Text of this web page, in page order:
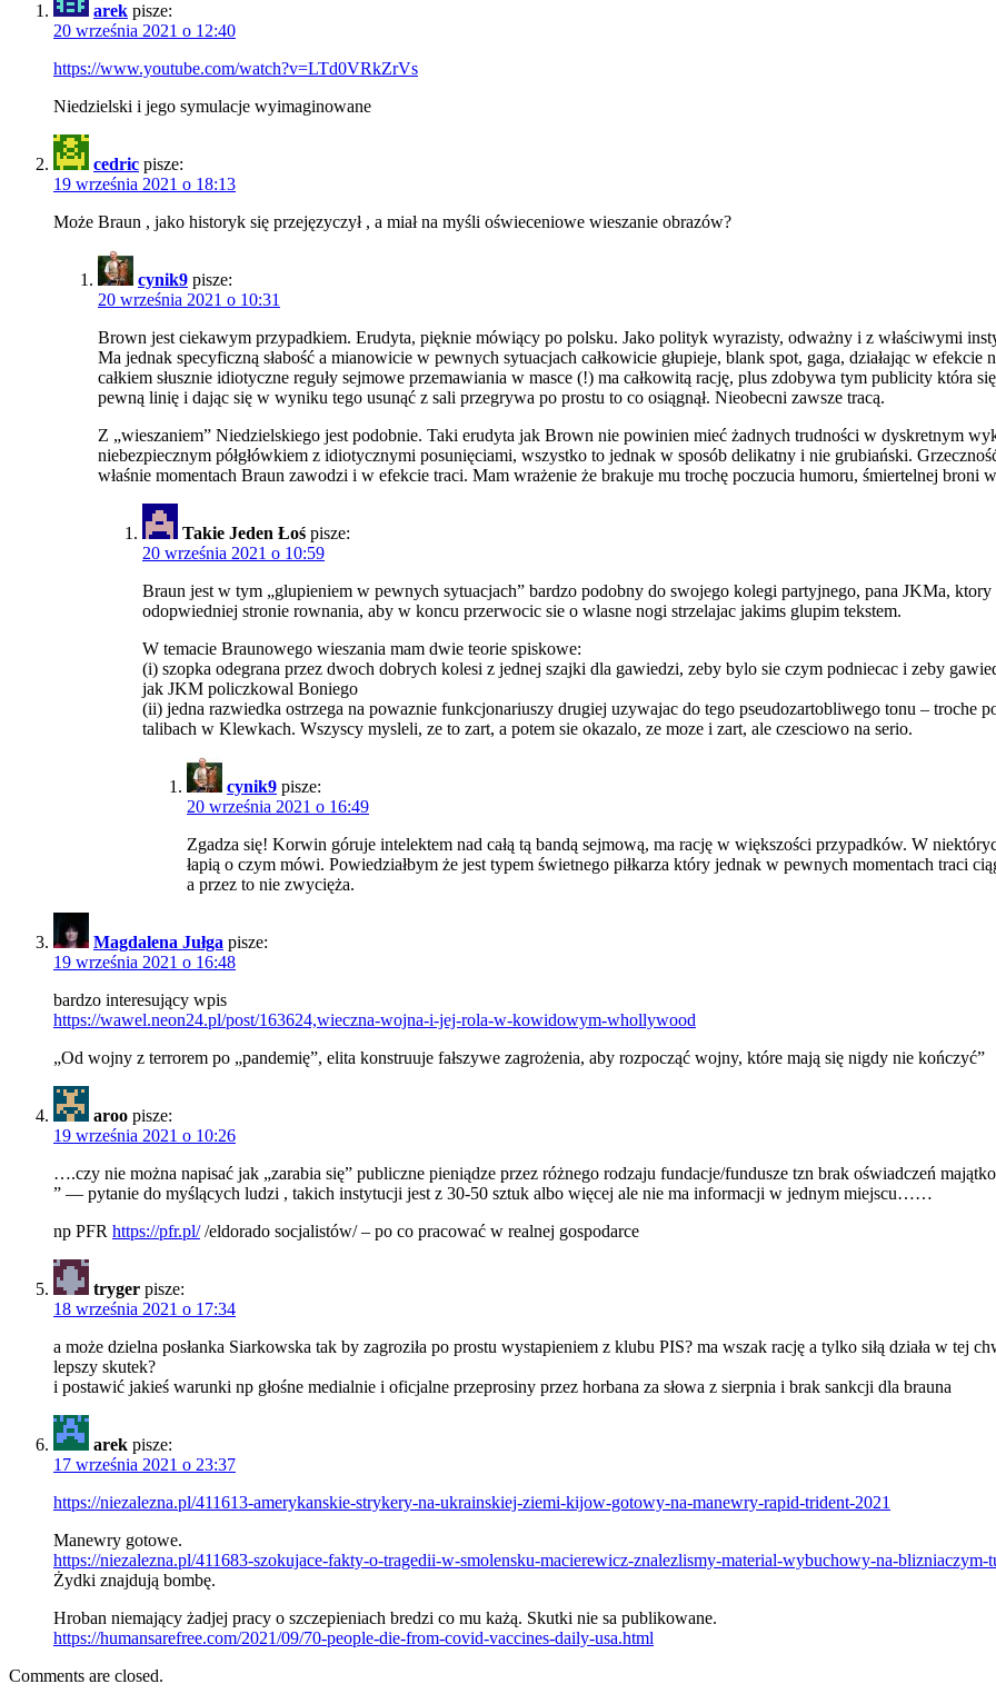
arek pisze:
20 września 2021 o 12:40
https://www.youtube.com/watch?v=LTd0VRkZrVs
Niedzielski i jego symulacje wyimaginowane
cedric pisze:
19 września 2021 o 18:13
Może Braun , jako historyk się przejęzyczył , a miał na myśli oświeceniowe wieszanie obrazów?
cynik9 pisze:
20 września 2021 o 10:31
Brown jest ciekawym przypadkiem. Erudyta, pięknie mówiący po polsku. Jako polityk wyrazisty, odważny i z właściwymi
Ma jednak specyficzną słabość a mianowicie w pewnych sytuacjach całkowicie głupieje, blank spot, gaga, działając w
całkiem słusznie idiotyczne reguły sejmowe przemawiania w masce (!) ma całkowitą rację, plus zdobywa tym publicity która
pewną linię i dając się w wyniku tego usunąć z sali przegrywa po prostu to co osiągnął. Nieobecni zawsze tracą.
Z „wieszaniem” Niedzielskiego jest podobnie. Taki erudyta jak Brown nie powinien mieć żadnych trudności w dyskretnym
niebezpiecznym półgłówkiem z idiotycznymi posunięciami, wszystko to jednak w sposób delikatny i nie grubiański.
właśnie momentach Braun zawodzi i w efekcie traci. Mam wrażenie że brakuje mu trochę poczucia humoru, śmiertelnej broni
Takie Jeden Łoś pisze:
20 września 2021 o 10:59
Braun jest w tym „glupieniem w pewnych sytuacjach” bardzo podobny do swojego kolegi partyjnego, pana JKMa,
odopwiedniej stronie rownania, aby w koncu przerwocic sie o wlasne nogi strzelajac jakims glupim tekstem.
W temacie Braunowego wieszania mam dwie teorie spiskowe:
(i) szopka odegrana przez dwoch dobrych kolesi z jednej szajki dla gawiedzi, zeby bylo sie czym podniecac i zeby
jak JKM policzkowal Boniego
(ii) jedna razwiedka ostrzega na powaznie funkcjonariuszy drugiej uzywajac do tego pseudozartobliwego tonu –
talibach w Klewkach. Wszyscy mysleli, ze to zart, a potem sie okazalo, ze moze i zart, ale czesciowo na serio.
cynik9 pisze:
20 września 2021 o 16:49
Zgadza się! Korwin góruje intelektem nad całą tą bandą sejmową, ma rację w większości przypadków. W
łapią o czym mówi. Powiedziałbym że jest typem świetnego piłkarza który jednak w pewnych momentach traci
a przez to nie zwycięża.
Magdalena Jułga pisze:
19 września 2021 o 16:48
bardzo interesujący wpis
https://wawel.neon24.pl/post/163624,wieczna-wojna-i-jej-rola-w-kowidowym-whollywood
„Od wojny z terrorem po „pandemię”, elita konstruuje fałszywe zagrożenia, aby rozpocząć wojny, które mają się nigdy nie kończyć”
aroo pisze:
19 września 2021 o 10:26
….czy nie można napisać jak „zarabia się” publiczne pieniądze przez różnego rodzaju fundacje/fundusze tzn brak oświadczeń
” — pytanie do myślących ludzi , takich instytucji jest z 30-50 sztuk albo więcej ale nie ma informacji w jednym miejscu……
np PFR https://pfr.pl//eldorado socjalistów/ – po co pracować w realnej gospodarce
tryger pisze:
18 września 2021 o 17:34
a może dzielna posłanka Siarkowska tak by zagroziła po prostu wystapieniem z klubu PIS? ma wszak rację a tylko siłą działa w tej
lepszy skutek?
i postawić jakieś warunki np głośne medialnie i oficjalne przeprosiny przez horbana za słowa z sierpnia i brak sankcji dla brauna
arek pisze:
17 września 2021 o 23:37
https://niezalezna.pl/411613-amerykanskie-strykery-na-ukrainskiej-ziemi-kijow-gotowy-na-manewry-rapid-trident-2021
Manewry gotowe.
https://niezalezna.pl/411683-szokujace-fakty-o-tragedii-w-smolensku-macierewicz-znalezlismy-material-wybuchowy-na-blizniaczym-
Żydki znajdują bombę.
Hroban niemający żadjej pracy o szczepieniach bredzi co mu każą. Skutki nie sa publikowane.
https://humansarefree.com/2021/09/70-people-die-from-covid-vaccines-daily-usa.html
Comments are closed.